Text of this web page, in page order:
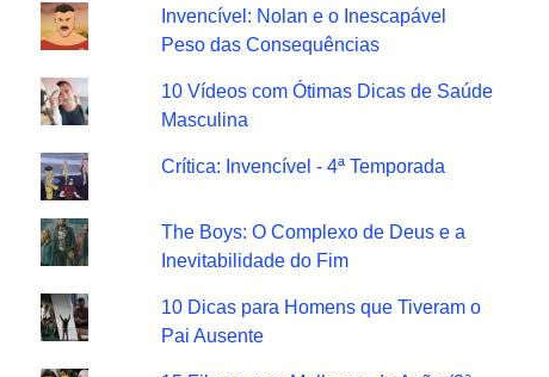
Invencível: Nolan e o Inescapável
Peso das Consequências
10 Vídeos com Ótimas Dicas de Saúde
Masculina
Crítica: Invencível - 4ª Temporada
The Boys: O Complexo de Deus e a
Inevitabilidade do Fim
10 Dicas para Homens que Tiveram o
Pai Ausente